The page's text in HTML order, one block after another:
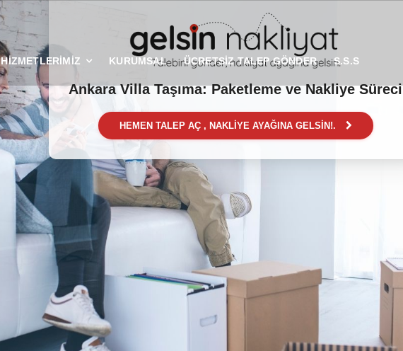
HİZMETLERİMİZ KURUMSAL ÜCRETSİZ TALEP GÖNDER S.S.S
Ankara Villa Taşıma: Paketleme ve Nakliye Süreci
HEMEN TALEP AÇ , NAKLİYE AYAĞINA GELSİN!.